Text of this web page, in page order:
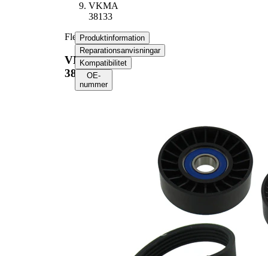
VKMA
38133
Flerspårsremssats
VKMA
38133
Produktinformation
Reparationsanvisningar
Kompatibilitet
OE-
nummer
17,80 mm
Inga SVHC-
substanser
(etylpropylen-
dien-gummi)
Produktlista